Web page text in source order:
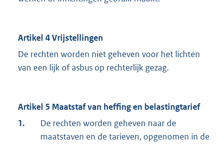
Artikel 4 Vrijstellingen
De rechten worden niet geheven voor het lichten
van een lijk of asbus op rechterlijk gezag.
Artikel 5 Maatstaf van heffing en belastingtarief
1.
De rechten worden geheven naar de
maatstaven en de tarieven, opgenomen in de